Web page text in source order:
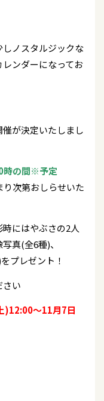
ノスタルジックな
ンダーになってお
が決定いたしまし
の間※予定
次第おしらせいた
にはやぶさの2人
真(全6種)、
プレゼント！
い
)12:00～11月7日